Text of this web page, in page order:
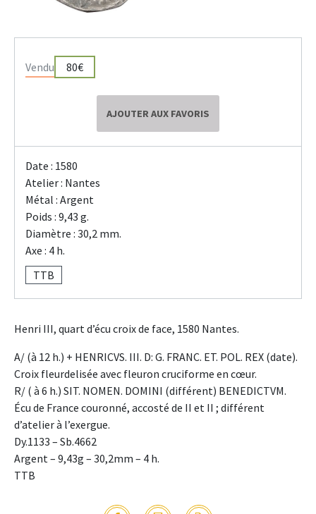
Vendu 80€
AJOUTER AUX FAVORIS
Date : 1580
Atelier : Nantes
Métal : Argent
Poids : 9,43 g.
Diamètre : 30,2 mm.
Axe : 4 h.
TTB
Henri III, quart d’écu croix de face, 1580 Nantes.
A/ (à 12 h.) + HENRICVS. III. D: G. FRANC. ET. POL. REX (date).
Croix fleurdelisée avec fleuron cruciforme en cœur.
R/ ( à 6 h.) SIT. NOMEN. DOMINI (différent) BENEDICTVM.
Écu de France couronné, accosté de II et II ; différent
d’atelier à l’exergue.
Dy.1133 – Sb.4662
Argent – 9,43g – 30,2mm – 4 h.
TTB